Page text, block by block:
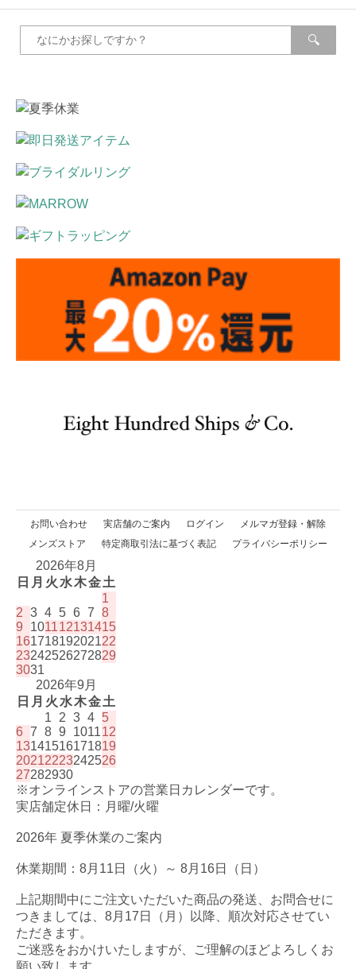
お問い合わせ 実店舗のご案内 ログイン
メルマガ登録・解除
メンズストア
特定商取引法に基づく表記 プライバシーポリシー
2026年8月
日 月 火 水木金土
1
2 3 4 5 6 7 8
9
101112131415
16171819202122
23242526272829
3031
2026年9月
日 月 火 水木金土
1
2 3 4 5
6 7 8 9 101112
13141516171819
20212223242526
27282930
※オンラインストアの営業日カレンダーです。
実店舗定休日：月曜/火曜
2026年 夏季休業のご案内
休業期間：8月11日（火）～ 8月16日（日）
上記期間中にご注文いただいた商品の発送、お問合せに
つきましては、8月17日（月）以降、順次対応させてい
ただきます。
ご迷惑をおかけいたしますが、ご理解のほどよろしくお
願い致します。